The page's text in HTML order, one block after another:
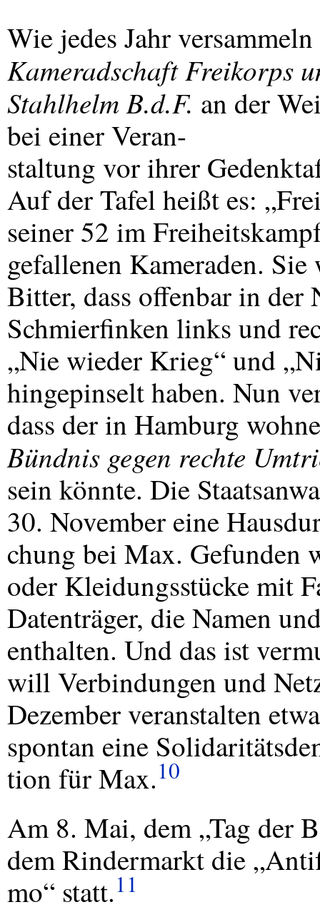
Wie jedes Jahr
Kameradschaft Freikorps
Stahlhelm B.d.F. an der
bei einer Veran-
staltung vor ihrer
Auf der Tafel heißt es:
seiner 52 im
gefallenen Kameraden.
Bitter, dass offenbar in
Schmierfinken links und
„Nie wieder Krieg“ und
hingepinselt haben. Nun
dass der in Hamburg
Bündnis gegen rechte
sein könnte. Die
30. November eine
chung bei Max. Gefunden
oder Kleidungsstücke mit
Datenträger, die Namen
enthalten. Und das ist
will Verbindungen und
Dezember veranstalten
spontan eine
tion für Max.10
Am 8. Mai, dem „Tag der
dem Rindermarkt die
mo“ statt.11